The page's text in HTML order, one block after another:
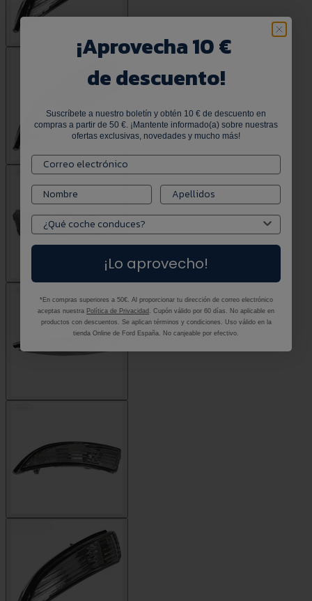
¡Aprovecha 10 €
de descuento!
Suscríbete a nuestro boletín y obtén 10 € de descuento en
compras a partir de 50 €. ¡Mantente informado(a) sobre nuestras
ofertas exclusivas, novedades y mucho más!
¡Lo aprovecho!
*En compras superiores a 50€. Al proporcionar tu dirección de correo electrónico
aceptas nuestra Política de Privacidad . Cupón válido por 60 días. No aplicable en
productos con descuentos. Se aplican términos y condiciones. Uso válido en la
tienda Online de Ford España. No canjeable por efectivo.